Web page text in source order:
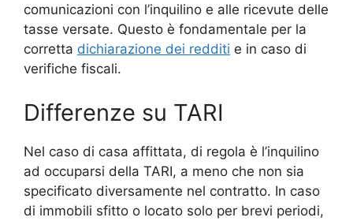
comunicazioni con l’inquilino e alle ricevute delle
tasse versate. Questo è fondamentale per la
corretta dichiarazione dei redditi e in caso di
verifiche fiscali.
Differenze su TARI
Nel caso di casa affittata, di regola è l’inquilino
ad occuparsi della TARI, a meno che non sia
specificato diversamente nel contratto. In caso
di immobili sfitto o locato solo per brevi periodi,